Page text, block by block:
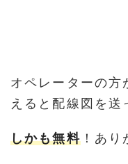
オペレーターの方
えると配線図を送
しかも無料！あり